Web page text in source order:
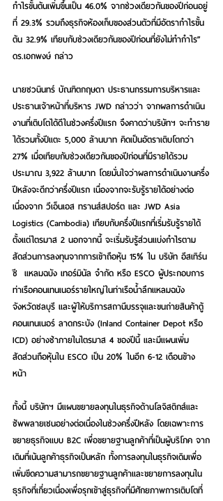
กำไรขั้นต้นเพิ่มขึ้นเป็น 46.0% จากช่วงเดียวกันของปีก่อนอยู่
ที่ 29.3% รวมถึงธุรกิจห้องเก็บของส่วนตัวที่มีอัตรากำไรขั้น
ต้น 32.9% เทียบกับช่วงเดียวกันของปีก่อนที่ยังไม่ทำกำไร”
ดร.เอกพงษ์ กล่าว
นายชวนินทร์ บัณฑิตกฤษดา ประธานกรรมการบริหารและ
ประธานเจ้าหน้าที่บริหาร JWD กล่าวว่า จากผลการดำเนิน
งานที่เติบโตได้ดีในช่วงครึ่งปีแรก จึงคาดว่าบริษัทฯ จะทำราย
ได้รวมทั้งปีแตะ 5,000 ล้านบาท คิดเป็นอัตราเติบโตกว่า
27% เมื่อเทียบกับช่วงเดียวกันของปีก่อนที่มีรายได้รวม
ประมาณ 3,922 ล้านบาท โดยมั่นใจว่าผลการดำเนินงานครึ่ง
ปีหลังจะดีกว่าครึ่งปีแรก เนื่องจากจะรับรู้รายได้อย่างต่อ
เนื่องจาก วีเอ็นเอส ทรานส์สปอร์ต และ JWD Asia
Logistics (Cambodia) เทียบกับครึ่งปีแรกที่เริ่มรับรู้รายได้
ตั้งแต่ไตรมาส 2 นอกจากนี้ จะเริ่มรับรู้ส่วนแบ่งกำไรตาม
สัดส่วนการลงทุนจากการเข้าถือหุ้น 15% ใน บริษัท อีสเทิร์น
ซี  แหลมฉบัง เทอร์มินัล จำกัด หรือ ESCO ผู้ประกอบการ
ท่าเรือคอนเทนเนอร์รายใหญ่ในท่าเรือน้ำลึกแหลมฉบัง
จังหวัดชลบุรี และผู้ให้บริการสถานีบรรจุและขนถ่ายสินค้าตู้
คอนเทนเนอร์ ลาดกระบัง (Inland Container Depot หรือ
ICD) อย่างช้าภายในไตรมาส 4 ของปีนี้ และมีแผนเพิ่ม
สัดส่วนถือหุ้นใน ESCO เป็น 20% ในอีก 6-12 เดือนข้าง
หน้า
ทั้งนี้ บริษัทฯ มีแผนขยายลงทุนในธุรกิจด้านโลจิสติกส์และ
ซัพพลายเชนอย่างต่อเนื่องในช่วงครึ่งปีหลัง โดยเฉพาะการ
ขยายธุรกิจแบบ B2C เพื่อขยายฐานลูกค้าที่เป็นผู้บริโภค จาก
เดิมที่เน้นลูกค้าธุรกิจเป็นหลัก ทั้งการลงทุนในธุรกิจเดิมเพื่อ
เพิ่มขีดความสามารถขยายฐานลูกค้าและขยายการลงทุนใน
ธุรกิจที่เกี่ยวเนื่องเพื่อรุกเข้าสู่ธุรกิจที่มีศักยภาพการเติบโตที่